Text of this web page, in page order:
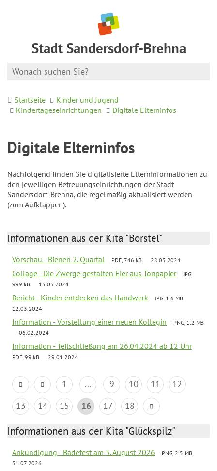
Stadt Sandersdorf-Brehna
Startseite
Kinder und Jugend
Kindertageseinrichtungen
Digitale Elterninfos
Digitale Elterninfos
Nachfolgend finden Sie digitalisierte Elterninformationen zu
den jeweiligen Betreuungseinrichtungen der Stadt
Sandersdorf-Brehna, die regelmäßig aktualisiert werden
(zum Aufklappen).
Informationen aus der Kita "Borstel"
Vorschau - Bienen 2. Quartal PDF, 746 kB 28.03.2024
Collage - Die Zwerge gestalten Eier aus Tonpapier
JPG,
999 kB
15.03.2024
Bericht - Kinder entdecken das Handwerk
JPG, 1.6 MB
12.03.2024
Information - Vorstellung einer neuen Kollegin
PNG, 1.2 MB
06.02.2024
Information - Teilschließung am 26.04.2024 ab 12 Uhr
PDF, 99 kB 29.01.2024
1 ... 9 10 11
12
13
14 15 16 17 18
Informationen aus der Kita "Glückspilz"
Ankündigung - Badefest am 5. August 2026
PNG, 2.5 MB
31.07.2026